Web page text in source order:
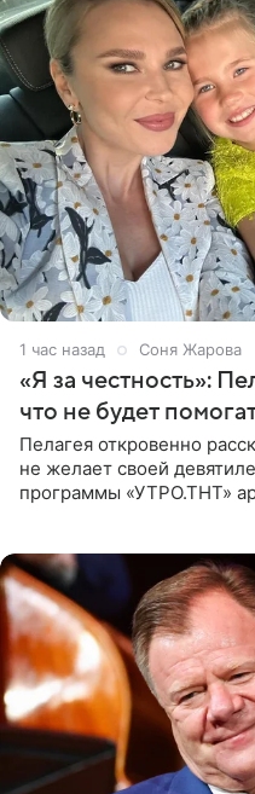
1 час назад Соня Жарова
«Я за честность»:
что не будет
Пелагея откровенно
не желает своей
программы «УТРО.ТНТ»